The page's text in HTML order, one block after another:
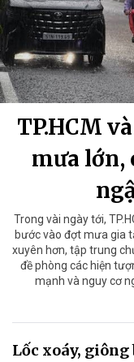
TP.HCM
mưa lớn,
Trong vài ngày tới,
bước vào đợt mưa gia
xuyên hơn, tập trung
đề phòng các hiện
mạnh và nguy cơ
Lốc xoáy, giông